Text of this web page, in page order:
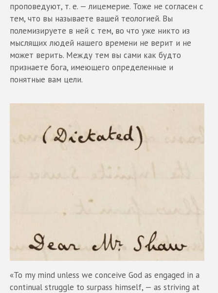
проповедуют, т. е. — лицемерие. Тоже не согласен с
тем, что вы называете вашей теологией. Вы
полемизируете в ней с тем, во что уже никто из
мыслящих людей нашего времени не верит и не
может верить. Между тем вы сами как будто
признаете бога, имеющего определенные и
понятные вам цели.
«То my mind unless we conceive God as engaged in a
continual struggle to surpass himself, — as striving at